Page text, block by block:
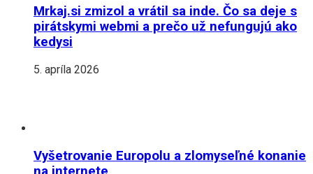
Mrkaj.si zmizol a vrátil sa inde. Čo sa deje s
pirátskymi webmi a prečo už nefungujú ako
kedysi
5. apríla 2026
Vyšetrovanie Europolu a zlomyseľné konanie